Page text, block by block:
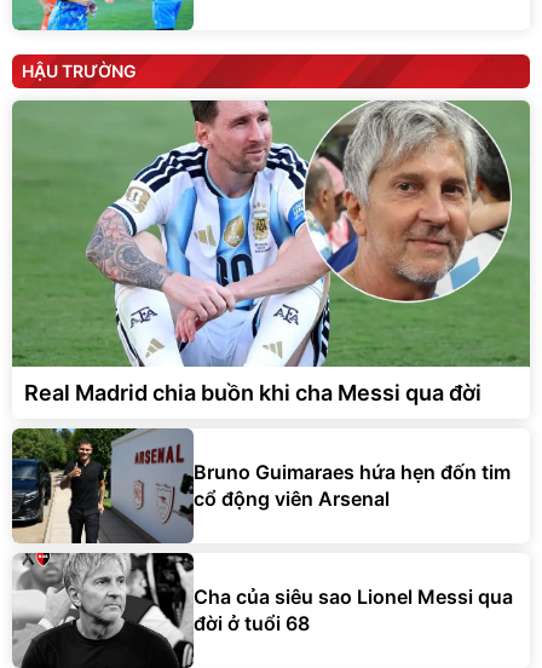
HẬU TRƯỜNG
Real Madrid chia buồn khi cha Messi qua đời
Bruno Guimaraes hứa hẹn đốn tim
cổ động viên Arsenal
Cha của siêu sao Lionel Messi qua
đời ở tuổi 68